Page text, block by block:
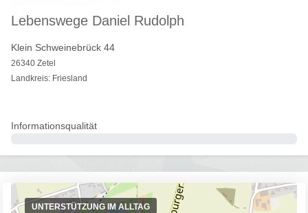
Lebenswege Daniel Rudolph
Klein Schweinebrück 44
26340 Zetel
Landkreis: Friesland
Informationsqualität
UNTERSTÜTZUNG IM ALLTAG